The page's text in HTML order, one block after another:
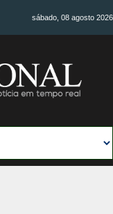
sábado, 08 agosto 2026